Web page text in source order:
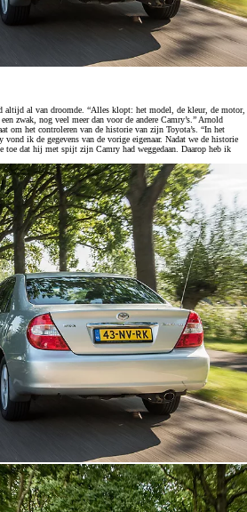
altijd al van droomde. “Alles klopt: het model, de kleur, de motor,
zwak, nog veel meer dan voor de andere Camry’s.” Arnold
om het controleren van de historie van zijn Toyota’s. “In het
ik de gegevens van de vorige eigenaar. Nadat we de historie
toe dat hij met spijt zijn Camry had weggedaan. Daarop heb ik